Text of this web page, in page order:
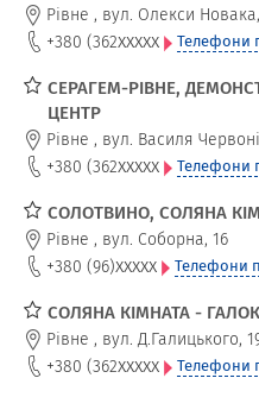
Рівне , вул. Олекси
+380 (362xxxxx Телефони
СЕРАГЕМ-РІВНЕ,
ЦЕНТР
Рівне , вул. Василя
+380 (362xxxxx Телефони
СОЛОТВИНО, СОЛЯНА
Рівне , вул. Соборна, 16
+380 (96)xxxxx Телефони
СОЛЯНА КІМНАТА -
Рівне , вул. Д.Галицького,
+380 (362xxxxx Телефони